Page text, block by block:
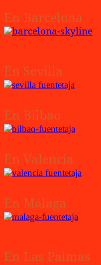
En Barcelona
En Sevilla
En Bilbao
En Valencia
En Málaga
En Las Palmas